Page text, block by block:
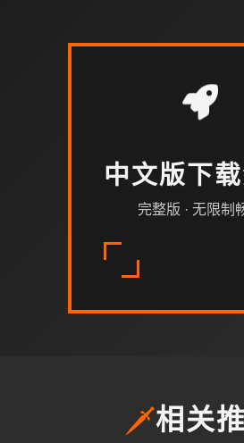
中文版下
完整版 · 无限制
🗡️相关